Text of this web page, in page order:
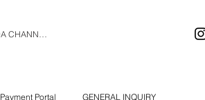
Payment Portal GENERAL INQUIRY